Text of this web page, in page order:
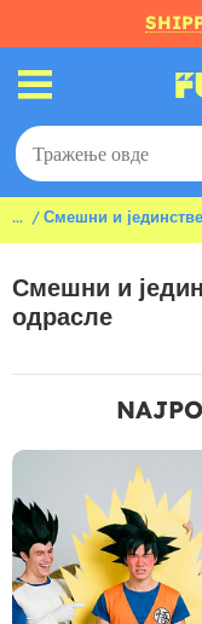
... Смешни и
Смешни и
одрасле